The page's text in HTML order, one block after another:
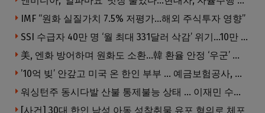
IMF “원화 실질가치 7.5% 저평가…해외 주식투자 영향”
SSI 수급자 40만 명 ‘월 최대 331달러 삭감’ 위기…10만 명은 수급자격 상실
美, 엔화 방어하며 원화도 소환…韓 환율 안정 ‘우군’ 되나
’10억 빚’ 안갚고 미국 온 한인 부부 … 예금보험공사, 미국서 소송
워싱턴주 동시다발 산불 통제불능 상태 … 이재민 수십만명
[사건] 30대 한인 남성 아동 성착취물 유포 혐의로 체포